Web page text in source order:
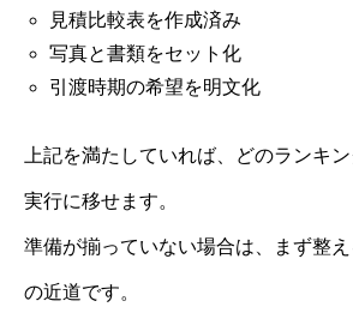
見積比較表を作成済み
写真と書類をセット化
引渡時期の希望を明文化
上記を満たしていれば、どのランキ
実行に移せます。
準備が揃っていない場合は、まず整
の近道です。